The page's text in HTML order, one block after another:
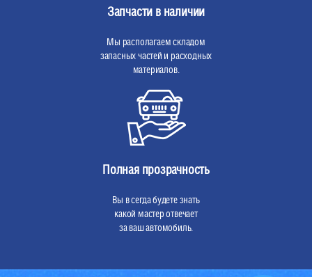
Запчасти в наличии
Мы располагаем складом
запасных частей и расходных
материалов.
Полная прозрачность
Вы в сегда будете знать
какой мастер отвечает
за ваш автомобиль.